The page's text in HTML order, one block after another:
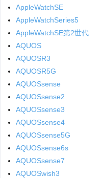
AppleWatchSE
AppleWatchSeries5
AppleWatchSE第2世代
AQUOS
AQUOSR3
AQUOSR5G
AQUOSsense
AQUOSsense2
AQUOSsense3
AQUOSsense4
AQUOSsense5G
AQUOSsense6s
AQUOSsense7
AQUOSwish3